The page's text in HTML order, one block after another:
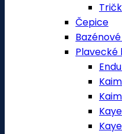
Čepice
Plavecké